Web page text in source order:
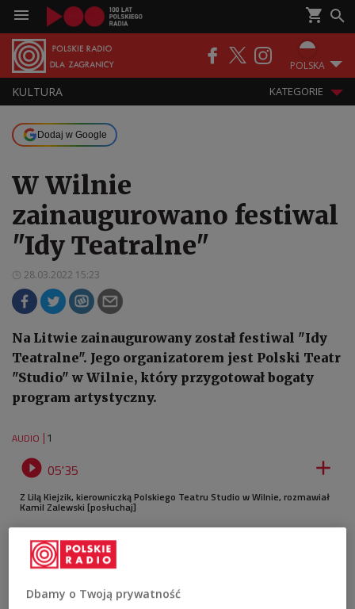
POLSKA
KULTURA KATEGORIE
Dodaj w Google
W Wilnie
zainaugurowano festiwal
"Idy Teatralne"
28.03.2022 15:23
Na Litwie zainaugurowany został festiwal "Idy
Teatralne". Jego organizatorem jest Polski Teatr
"Studio" w Wilnie, który przygotował bogaty
program artystyczny.
AUDIO 1
 05'35 
Z Lilą Kiejzik, kierowniczką Polskiego Teatru Studio w Wilnie, rozmawiał
Kamil Zalewski [posłuchaj]
Dbamy o Twoją prywatność